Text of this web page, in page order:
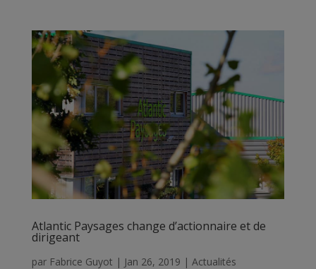
Atlantic Paysages change d’actionnaire et de
dirigeant
par Fabrice Guyot | Jan 26, 2019 | Actualités